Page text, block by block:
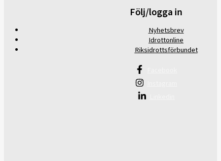
Följ/logga in
Nyhetsbrev
Idrottonline
Riksidrottsförbundet